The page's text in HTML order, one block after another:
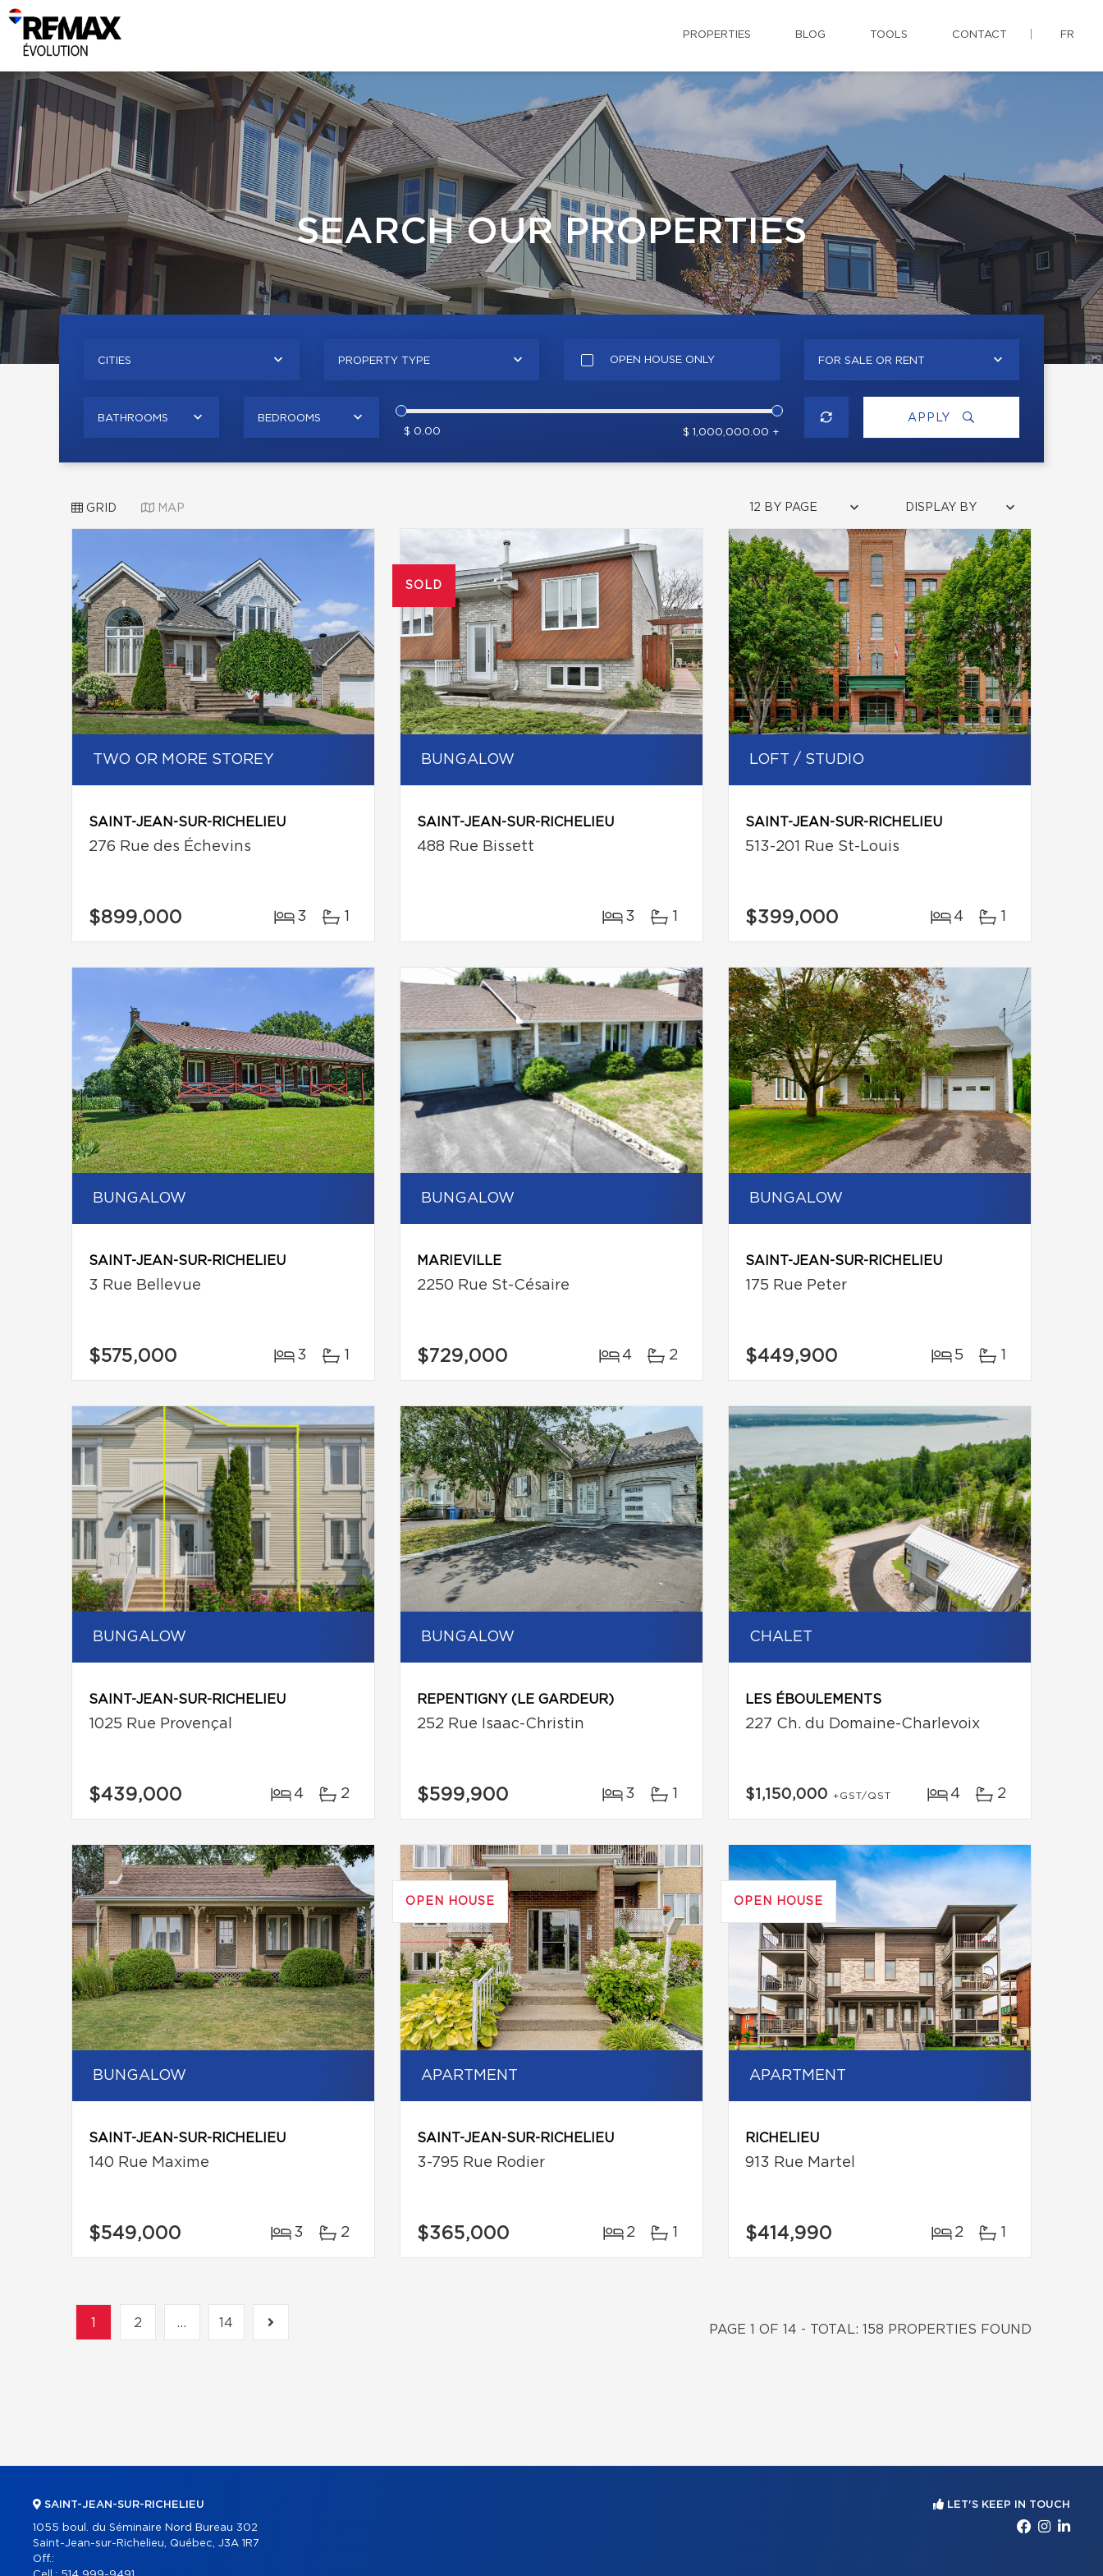
PROPERTIES BLOG TOOLS CONTACT FR
SEARCH OUR PROPERTIES
CITIES PROPERTY TYPE OPEN HOUSE ONLY FOR SALE OR RENT
BATHROOMS
BEDROOMS
$ 0.00
$ 1,000,000.00 +
APPLY
GRID MAP 12 BY PAGE DISPLAY BY
TWO OR MORE STOREY
SAINT-JEAN-SUR-RICHELIEU
276 Rue des Échevins
$899,000 3 1
SOLD
BUNGALOW
SAINT-JEAN-SUR-RICHELIEU
488 Rue Bissett
3 1
LOFT / STUDIO
SAINT-JEAN-SUR-RICHELIEU
513-201 Rue St-Louis
$399,000 4 1
BUNGALOW
SAINT-JEAN-SUR-RICHELIEU
3 Rue Bellevue
$575,000 3 1
BUNGALOW
MARIEVILLE
2250 Rue St-Césaire
$729,000 4 2
BUNGALOW
SAINT-JEAN-SUR-RICHELIEU
175 Rue Peter
$449,900 5 1
BUNGALOW
SAINT-JEAN-SUR-RICHELIEU
1025 Rue Provençal
$439,000 4 2
BUNGALOW
REPENTIGNY (LE GARDEUR)
252 Rue Isaac-Christin
$599,900 3 1
CHALET
LES ÉBOULEMENTS
227 Ch. du Domaine-Charlevoix
$1,150,000 +GST/QST 4 2
BUNGALOW
SAINT-JEAN-SUR-RICHELIEU
140 Rue Maxime
$549,000 3 2
OPEN HOUSE
APARTMENT
SAINT-JEAN-SUR-RICHELIEU
3-795 Rue Rodier
$365,000 2 1
OPEN HOUSE
APARTMENT
RICHELIEU
913 Rue Martel
$414,990 2 1
1 2 ... 14 PAGE 1 OF 14 - TOTAL: 158 PROPERTIES FOUND
SAINT-JEAN-SUR-RICHELIEU
1055 boul. du Séminaire Nord Bureau 302
Saint-Jean-sur-Richelieu, Québec, J3A 1R7
Off.:
LET'S KEEP IN TOUCH